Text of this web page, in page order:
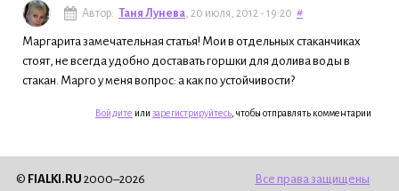
Автор: Таня Лунева , 20 июля, 2012 - 19:20 #
Маргарита замечательная статья! Мои в отдельных стаканчиках
стоят, не всегда удобно доставать горшки для долива воды в
стакан. Марго у меня вопрос: а как по устойчивости?
Войдите или зарегистрируйтесь , чтобы отправлять комментарии
© FIALKI.RU 2000–2026 Все права защищены